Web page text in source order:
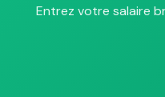
Entrez votre salaire